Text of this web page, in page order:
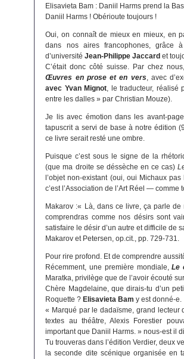
Elisavieta Bam : Daniil Harms prend la
Daniil Harms ! Obérioute toujours !
Oui, on connaît de mieux en mieux, en
dans nos aires francophones, grâce
d’universitéJean-Philippe Jaccard et
C’était donc côté suisse. Par chez
Œuvres en prose et en vers, avec
avec Yvan Mignot, le traducteur, réalisé
entre les dalles » par Christian Mouze).
Je lis avec émotion dans les avant-
tapuscrit a servi de base à notre édition
ce livre serait resté une ombre.
Puisque c’est sous le signe de la
(que ma droite se déssèche en ce cas)
l’objet non-existant (oui, oui Michaux
c’est l’Association de l’Art Réel —
Makarov :« Là, dans ce livre, ça parle
comprendras comme nos désirs sont
satisfaire le désir d’un autre et difficile de
Makarov et Petersen, op.cit., pp. 729-731.
Pour rire profond. Et de comprendre
Récemment, une première mondiale,Le
Maratka, privilège que de l’avoir écouté
Chère Magdelaine, que dirais-tu d’un
Roquette ? Elisavieta Bam y est donné-e.
« Marqué par le dadaïsme, grand lecteur
textes au théâtre, Alexis Forestier
important que Daniil Harms. » nous-est il
Tu trouveras dans l’édition Verdier, deux
la seconde dite scénique organisée